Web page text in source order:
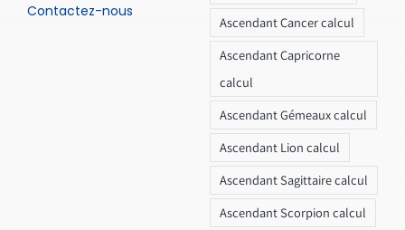
Contactez-nous
Ascendant Cancer calcul
Ascendant Capricorne
calcul
Ascendant Gémeaux calcul
Ascendant Lion calcul
Ascendant Sagittaire calcul
Ascendant Scorpion calcul